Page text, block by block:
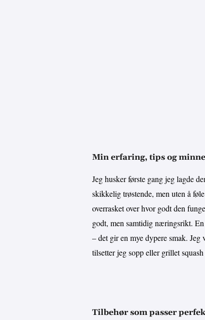
Min erfaring, tips og
Jeg husker første gang jeg lagde
skikkelig trøstende, men uten å
overrasket over hvor godt den
godt, men samtidig næringsrikt.
– det gir en mye dypere smak.
tilsetter jeg sopp eller grillet
Tilbehør som passer